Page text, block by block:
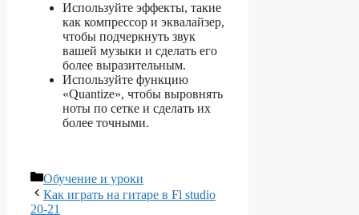
Используйте эффекты, такие
как компрессор и эквалайзер,
чтобы подчеркнуть звук
вашей музыки и сделать его
более выразительным.
Используйте функцию
«Quantize», чтобы выровнять
ноты по сетке и сделать их
более точными.
Рубрики
Обучение и уроки
Как играть на гитаре в Fl studio
20-21